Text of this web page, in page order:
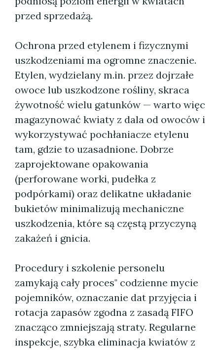
przed sprzedażą.
Ochrona przed etylenem i fizycznymi
uszkodzeniami ma ogromne znaczenie.
Etylen, wydzielany m.in. przez dojrzałe
owoce lub uszkodzone rośliny, skraca
żywotność wielu gatunków — warto więc
magazynować kwiaty z dala od owoców i
wykorzystywać pochłaniacze etylenu
tam, gdzie to uzasadnione. Dobrze
zaprojektowane opakowania
(perforowane worki, pudełka z
podpórkami) oraz delikatne układanie
bukietów minimalizują mechaniczne
uszkodzenia, które są częstą przyczyną
zakażeń i gnicia.
Procedury i szkolenie personelu
zamykają cały proces" codzienne mycie
pojemników, oznaczanie dat przyjęcia i
rotacja zapasów zgodna z zasadą FIFO
znacząco zmniejszają straty. Regularne
inspekcje, szybka eliminacja kwiatów z